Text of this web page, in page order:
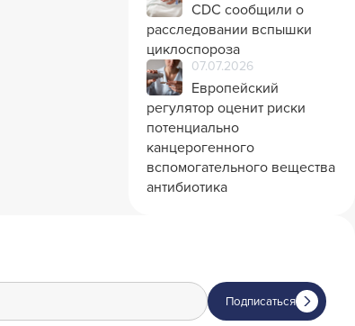
CDC сообщили о
расследовании вспышки
циклоспороза
07.07.2026
Европейский
регулятор оценит риски
потенциально
канцерогенного
вспомогательного вещества
антибиотика
Подписаться